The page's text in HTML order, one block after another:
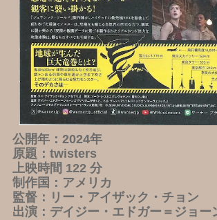
公開年：2024年
原題：twisters
上映時間 122 分
制作国：アメリカ
監督：リー・アイザック・チョン
出演：デイジー・エドガー＝ジョー